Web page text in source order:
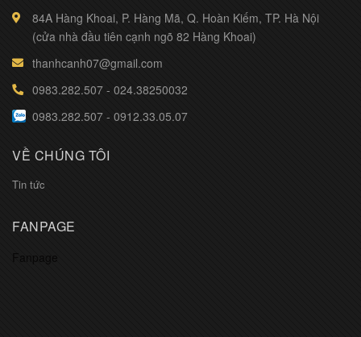
84A Hàng Khoai, P. Hàng Mã, Q. Hoàn Kiếm, TP. Hà Nội
(cửa nhà đầu tiên cạnh ngõ 82 Hàng Khoai)
thanhcanh07@gmail.com
0983.282.507 - 024.38250032
0983.282.507 - 0912.33.05.07
VỀ CHÚNG TÔI
Tin tức
FANPAGE